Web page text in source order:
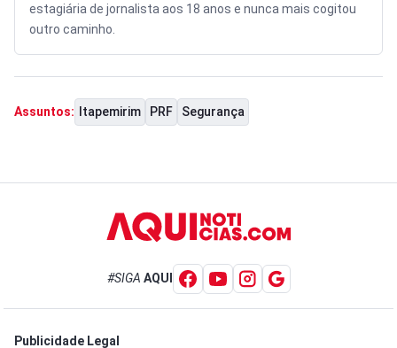
estagiária de jornalista aos 18 anos e nunca mais cogitou
outro caminho.
Assuntos: Itapemirim PRF Segurança
#SIGA AQUI
Publicidade Legal